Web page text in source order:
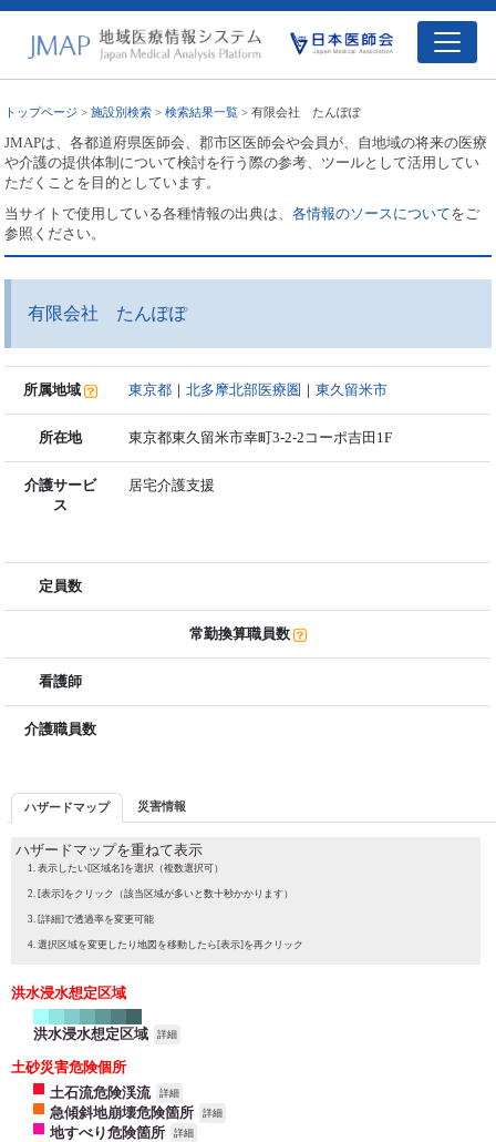
トップページ >施設別検索 >検索結果一覧 > 有限会社 たんぽぽ
JMAPは、各都道府県医師会、郡市区医師会や会員が、自地域の将来の医療
や介護の提供体制について検討を行う際の参考、ツールとして活用してい
ただくことを目的としています。
当サイトで使用している各種情報の出典は、各情報のソースについてをご
参照ください。
有限会社 たんぽぽ
所属地域 東京都 ｜北多摩北部医療圏 ｜東久留米市
所在地 東京都東久留米市幸町3-2-2コーポ吉田1F
介護サービ
ス
居宅介護支援
定員数
常勤換算職員数
看護師
介護職員数
ハザードマップ 災害情報
ハザードマップを重ねて表示
表示したい[区域名]を選択（複数選択可）
[表示]をクリック（該当区域が多いと数十秒かかります）
[詳細]で透過率を変更可能
選択区域を変更したり地図を移動したら[表示]を再クリック
洪水浸水想定区域
洪水浸水想定区域 詳細
土砂災害危険個所
土石流危険渓流
詳細
急傾斜地崩壊危険箇所 詳細
地すべり危険箇所 詳細